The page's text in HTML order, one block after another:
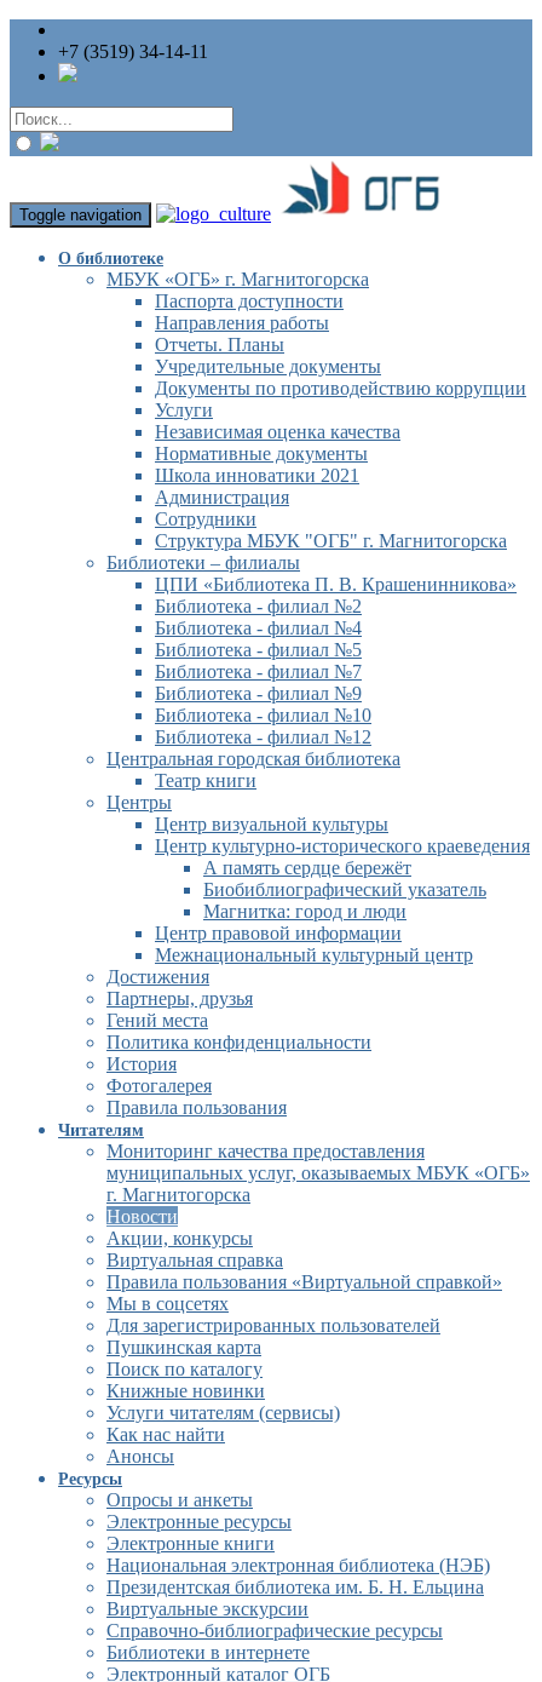
+7 (3519) 34-14-11
Toggle navigation
О библиотеке
МБУК «ОГБ» г. Магнитогорска
Паспорта доступности
Направления работы
Отчеты. Планы
Учредительные документы
Документы по противодействию коррупции
Услуги
Независимая оценка качества
Нормативные документы
Школа инноватики 2021
Администрация
Сотрудники
Структура МБУК "ОГБ" г. Магнитогорска
Библиотеки – филиалы
ЦПИ «Библиотека П. В. Крашенинникова»
Библиотека - филиал №2
Библиотека - филиал №4
Библиотека - филиал №5
Библиотека - филиал №7
Библиотека - филиал №9
Библиотека - филиал №10
Библиотека - филиал №12
Центральная городская библиотека
Театр книги
Центры
Центр визуальной культуры
Центр культурно-исторического краеведения
А память сердце бережёт
Биобиблиографический указатель
Магнитка: город и люди
Центр правовой информации
Межнациональный культурный центр
Достижения
Партнеры, друзья
Гений места
Политика конфиденциальности
История
Фотогалерея
Правила пользования
Читателям
Мониторинг качества предоставления
муниципальных услуг, оказываемых МБУК «ОГБ»
г. Магнитогорска
Новости
Акции, конкурсы
Виртуальная справка
Правила пользования «Виртуальной справкой»
Мы в соцсетях
Для зарегистрированных пользователей
Пушкинская карта
Поиск по каталогу
Книжные новинки
Услуги читателям (сервисы)
Как нас найти
Анонсы
Ресурсы
Опросы и анкеты
Электронные ресурсы
Электронные книги
Национальная электронная библиотека (НЭБ)
Президентская библиотека им. Б. Н. Ельцина
Виртуальные экскурсии
Справочно-библиографические ресурсы
Библиотеки в интернете
Электронный каталог ОГБ